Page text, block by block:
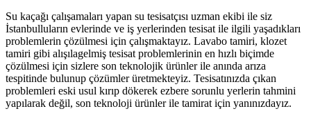
Su kaçağı çalışamaları yapan su tesisatçısı uzman ekibi ile siz
İstanbulluların evlerinde ve iş yerlerinden tesisat ile ilgili yaşadıkları
problemlerin çözülmesi için çalışmaktayız. Lavabo tamiri, klozet
tamiri gibi alışılagelmiş tesisat problemlerinin en hızlı biçimde
çözülmesi için sizlere son teknolojik ürünler ile anında arıza
tespitinde bulunup çözümler üretmekteyiz. Tesisatınızda çıkan
problemleri eski usul kırıp dökerek ezbere sorunlu yerlerin tahmini
yapılarak değil, son teknoloji ürünler ile tamirat için yanınızdayız.